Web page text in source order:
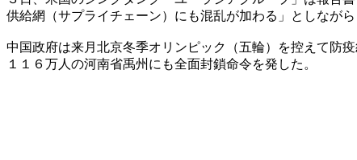
供給網（サプライチェーン）にも混乱が加わる」としなが
中国政府は来月北京冬季オリンピック（五輪）を控えて防
１１６万人の河南省禹州にも全面封鎖命令を発した。